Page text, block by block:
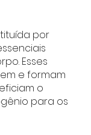
por
Esses
e formam
o
para os